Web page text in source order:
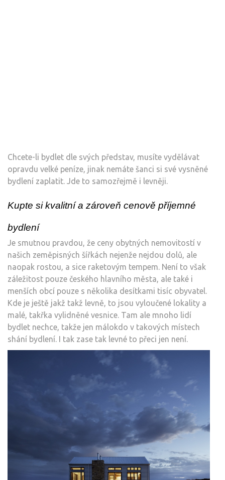
Chcete-li bydlet dle svých představ, musíte vydělávat
opravdu velké peníze, jinak nemáte šanci si své vysněné
bydlení zaplatit. Jde to samozřejmě i levněji.
Kupte si kvalitní a zároveň cenově příjemné
bydlení
Je smutnou pravdou, že ceny obytných nemovitostí v
našich zeměpisných šířkách nejenže nejdou dolů, ale
naopak rostou, a sice raketovým tempem. Není to však
záležitost pouze českého hlavního města, ale také i
menších obcí pouze s několika desítkami tisíc obyvatel.
Kde je ještě jakž takž levně, to jsou vyloučené lokality a
malé, takřka vylidněné vesnice. Tam ale mnoho lidí
bydlet nechce, takže jen málokdo v takových místech
shání bydlení. I tak zase tak levné to přeci jen není.